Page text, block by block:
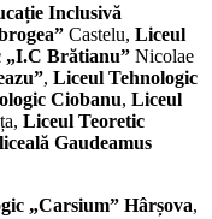
Inclusivă
Castelu, Liceul
„I.C Brătianu” Nicolae
, Liceul Tehnologic
Ciobanu, Liceul
Liceul Teoretic
Gaudeamus
„Carsium” Hârșova,